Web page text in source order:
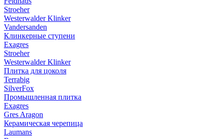
Stroeher
Westerwalder Klinker
Vandersanden
Клинкерные ступени
Exagres
Stroeher
Westerwalder Klinker
Плитка для цоколя
Terrabig
SilverFox
Промышленная плитка
Exagres
Gres Aragon
Керамическая черепица
Laumans